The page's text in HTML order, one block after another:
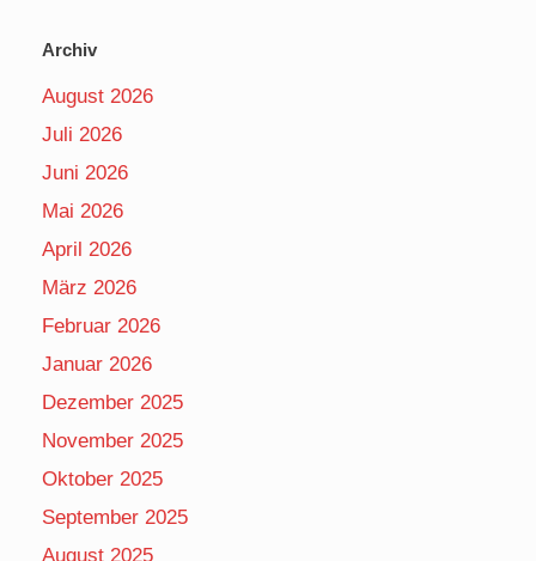
Archiv
August 2026
Juli 2026
Juni 2026
Mai 2026
April 2026
März 2026
Februar 2026
Januar 2026
Dezember 2025
November 2025
Oktober 2025
September 2025
August 2025